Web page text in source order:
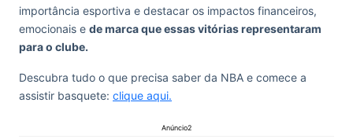
importância esportiva e destacar os impactos financeiros,
emocionais e de marca que essas vitórias representaram
para o clube.
Descubra tudo o que precisa saber da NBA e comece a
assistir basquete: clique aqui.
Anúncio2